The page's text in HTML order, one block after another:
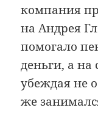
компания
на Андрея
помогало
деньги, а на
убеждая не
же